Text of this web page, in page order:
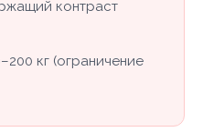
контраст
кг (ограничение